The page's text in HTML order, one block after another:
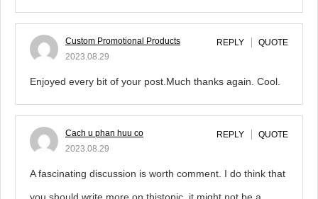
Custom Promotional Products
2023.08.29
REPLY QUOTE
Enjoyed every bit of your post.Much thanks again. Cool.
Cach u phan huu co
2023.08.29
REPLY QUOTE
A fascinating discussion is worth comment. I do think that